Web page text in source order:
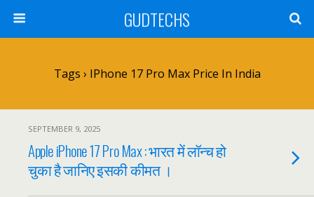
GUDTECHS
Tags › IPhone 17 Pro Max Price In India
SEPTEMBER 9, 2025
Apple iPhone 17 Pro Max : भारत में लॉन्च हो
चुका है जानिए इसकी कीमत ।